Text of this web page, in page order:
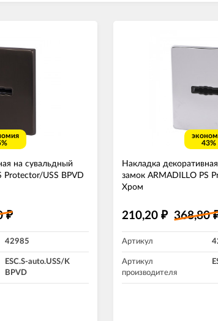
на сувальдный
Protector/USS BPVD
₽
42985
ESC.S-auto.USS/K
BPVD
43%
Накладка
замок ARMADILLO PS
Хром
210,20 ₽ 368,80
Артикул
Артикул
производителя